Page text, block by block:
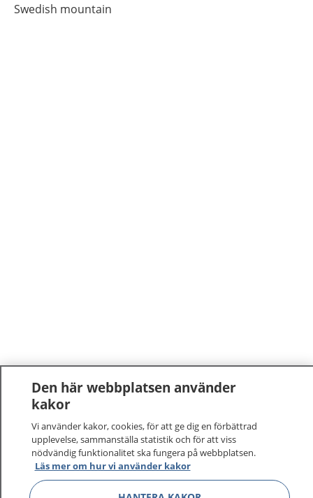
Swedish mountain
1177 –tryggt om din hälsa och vård
På 1177.se får du råd om hälsa och information om
sjukdomar och vilka mottagningar du kan kontakta.
Logga in för att läsa din journal och göra dina
vårdärenden. Ring telefonnummer 1177 för
Den här webbplatsen använder
kakor
Vi använder kakor, cookies, för att ge dig en förbättrad
upplevelse, sammanställa statistik och för att viss
nödvändig funktionalitet ska fungera på webbplatsen.
Läs mer om hur vi använder kakor